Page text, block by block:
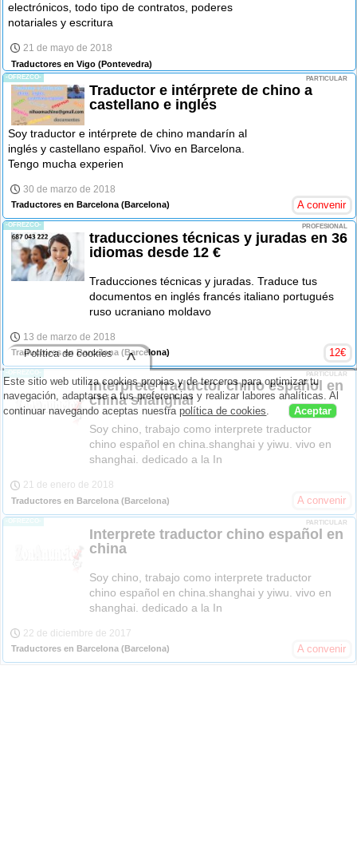
electrónicos, todo tipo de contratos, poderes
notariales y escritura
21 de mayo de 2018
Traductores en Vigo (Pontevedra)
-OFREZCO- PARTICULAR
Traductor e intérprete de chino a
castellano e inglés
Soy traductor e intérprete de chino mandarín al
inglés y castellano español. Vivo en Barcelona.
Tengo mucha experien
30 de marzo de 2018
Traductores en Barcelona (Barcelona) A convenir
-OFREZCO- PROFESIONAL
traducciones técnicas y juradas en 36
idiomas desde 12 €
Traducciones técnicas y juradas. Traduce tus
documentos en inglés francés italiano portugués
ruso ucraniano moldavo
13 de marzo de 2018
Traductores en Barcelona (Barcelona) 12€
-OFREZCO- PARTICULAR
Interprete traductor chino español en
china shanghai
Soy chino, trabajo como interprete traductor
chino español en china.shanghai y yiwu. vivo en
shanghai. dedicado a la In
21 de enero de 2018
Traductores en Barcelona (Barcelona) A convenir
PARTICULAR
Interprete traductor chino español en
china
Soy chino, trabajo como interprete traductor
chino español en china.shanghai y yiwu. vivo en
shanghai. dedicado a la In
22 de diciembre de 2017
Traductores en Barcelona (Barcelona) A convenir
Este sitio web utiliza cookies propias y de terceros para optimizar tu
navegación, adaptarse a tus preferencias y realizar labores analíticas. Al
continuar navegando aceptas nuestrapolítica de cookies Aceptar
Política de cookies ^